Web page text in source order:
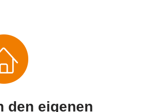
den eigenen